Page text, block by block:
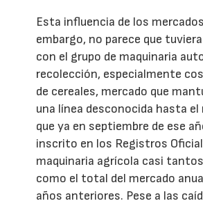
Esta influencia de los
embargo, no parece que
con el grupo de maquinaria
recolección, especialmente
de cereales, mercado que
una línea desconocida hasta
que ya en septiembre de ese
inscrito en los Registros
maquinaria agrícola casi
como el total del mercado
años anteriores. Pese a las